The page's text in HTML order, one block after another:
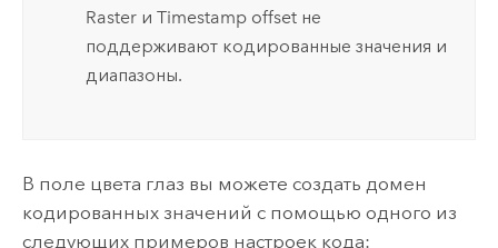
Raster и Timestamp offset не
поддерживают кодированные значения и
диапазоны.
В поле цвета глаз вы можете создать домен
кодированных значений с помощью одного из
следующих примеров настроек кода: